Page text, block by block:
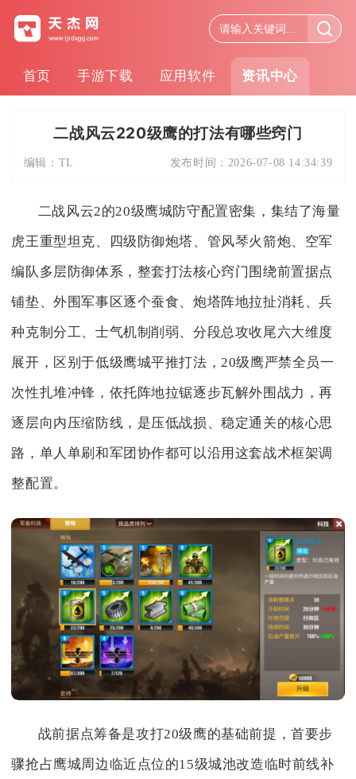
首页 手游下载 应用软件 资讯中心
二战风云220级鹰的打法有哪些窍门
编辑： TL 发布时间： 2026-07-08 14:34:39
二战风云2的20级鹰城防守配置密集，集结了海量
虎王重型坦克、四级防御炮塔、管风琴火箭炮、空军
编队多层防御体系，整套打法核心窍门围绕前置据点
铺垫、外围军事区逐个蚕食、炮塔阵地拉扯消耗、兵
种克制分工、士气机制削弱、分段总攻收尾六大维度
展开，区别于低级鹰城平推打法，20级鹰严禁全员一
次性扎堆冲锋，依托阵地拉锯逐步瓦解外围战力，再
逐层向内压缩防线，是压低战损、稳定通关的核心思
路，单人单刷和军团协作都可以沿用这套战术框架调
整配置。
战前据点筹备是攻打20级鹰的基础前提，首要步
骤抢占鹰城周边临近点位的15级城池改造临时前线补